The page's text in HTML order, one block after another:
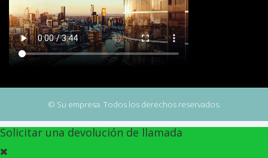
© Su empresa. Todos los derechos reservados.
Solicitar una devolución de llamada